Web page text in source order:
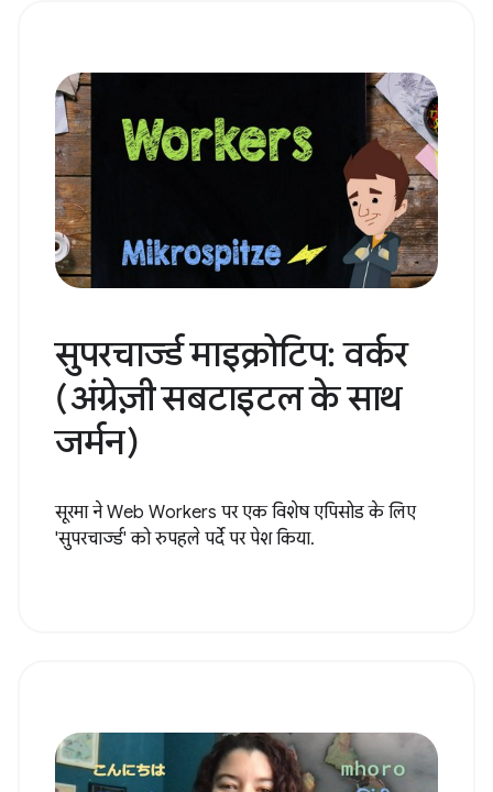
सुपरचार्ज्ड माइक्रोटिप: वर्कर
(अंग्रेज़ी सबटाइटल के साथ
जर्मन)
सूरमा ने Web Workers पर एक विशेष एपिसोड के लिए
'सुपरचार्ज्ड' को रुपहले पर्दे पर पेश किया.